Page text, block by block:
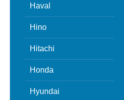
Haval
Hino
Hitachi
Honda
Hyundai